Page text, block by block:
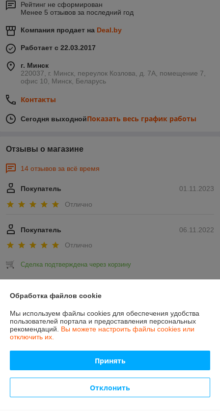
Рейтинг не сформирован
Менее 5 отзывов за последний год
Компания продает на Deal.by
Работает с 22.03.2017
г. Минск
220037, г. Минск, переулок Козлова, д. 7А, помещение 7,
офис 10, Минск, Беларусь
Контакты
Сегодня выходнойПоказать весь график работы
Отзывы о магазине
14 отзывов за всё время
01.11.2023
Покупатель
Отлично
06.11.2022
Покупатель
Отлично
Сделка подтверждена через корзину
О нас
Доставка и оплата
Обработка файлов cookie
Мы используем файлы cookies для обеспечения удобства
пользователей портала и предоставления персональных
рекомендаций. Вы можете настроить файлы cookies или
отключить их.
Принять
Отклонить